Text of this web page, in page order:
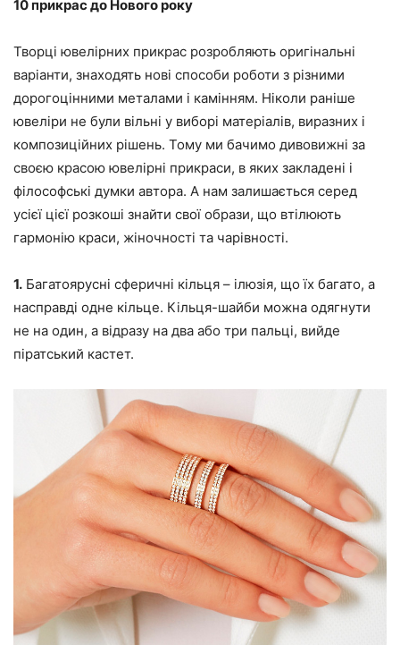
10 прикрас до Нового року
Творці ювелірних прикрас розробляють оригінальні
варіанти, знаходять нові способи роботи з різними
дорогоцінними металами і камінням. Ніколи раніше
ювеліри не були вільні у виборі матеріалів, виразних і
композиційних рішень. Тому ми бачимо дивовижні за
своєю красою ювелірні прикраси, в яких закладені і
філософські думки автора. А нам залишається серед
усієї цієї розкоші знайти свої образи, що втілюють
гармонію краси, жіночності та чарівності.
1. Багатоярусні сферичні кільця – ілюзія, що їх багато, а
насправді одне кільце. Кільця-шайби можна одягнути
не на один, а відразу на два або три пальці, вийде
піратський кастет.